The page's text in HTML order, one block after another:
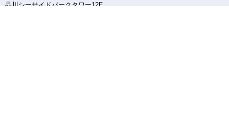
品川シーサイドパークタワー12F